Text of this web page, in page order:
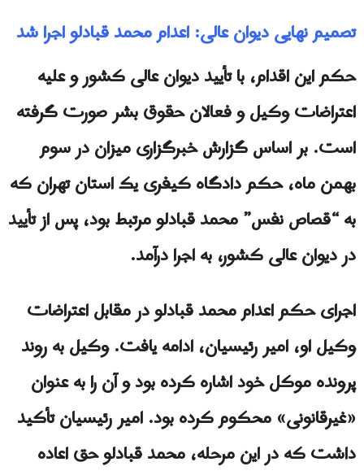
تصمیم نهایی دیوان عالی: اعدام محمد قبادلو اجرا شد
حکم این اقدام، با تأیید دیوان عالی کشور و علیه
اعتراضات وکیل و فعالان حقوق بشر صورت گرفته
است. بر اساس گزارش خبرگزاری میزان در سوم
بهمن ماه، حکم دادگاه کیفری یک استان تهران که
به “قصاص نفس” محمد قبادلو مرتبط بود، پس از تأیید
در دیوان عالی کشور، به اجرا درآمد.
اجرای حکم اعدام محمد قبادلو در مقابل اعتراضات
وکیل او، امیر رئیسیان، ادامه یافت. وکیل به روند
پرونده موکل خود اشاره کرده بود و آن را به عنوان
«غیرقانونی» محکوم کرده بود. امیر رئیسیان تأکید
داشت که در این مرحله، محمد قبادلو حق اعاده